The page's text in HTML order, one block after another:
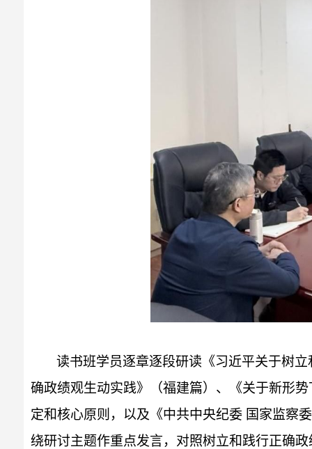
读书班学员逐章逐段研读《习近平关于树
确政绩观生动实践》（福建篇）、《关于新形
定和核心原则，以及《中共中央纪委 国家监察
绕研讨主题作重点发言，对照树立和践行正确